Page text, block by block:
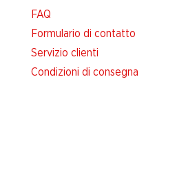
FAQ
Formulario di contatto
Servizio clienti
Condizioni di consegna